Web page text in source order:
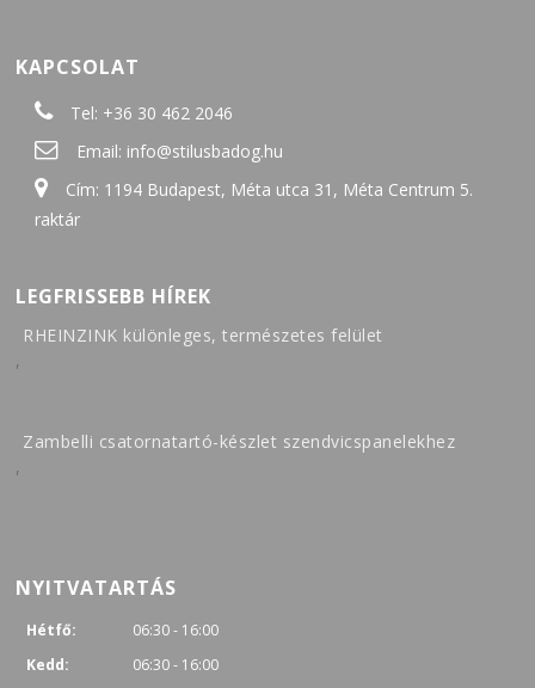
KAPCSOLAT
Tel: +36 30 462 2046
Email: info@stilusbadog.hu
Cím: 1194 Budapest, Méta utca 31, Méta Centrum 5.
raktár
LEGFRISSEBB HÍREK
RHEINZINK különleges, természetes felület
,
Zambelli csatornatartó-készlet szendvicspanelekhez
,
NYITVATARTÁS
Hétfő:
06:30 - 16:00
Kedd:
06:30 - 16:00